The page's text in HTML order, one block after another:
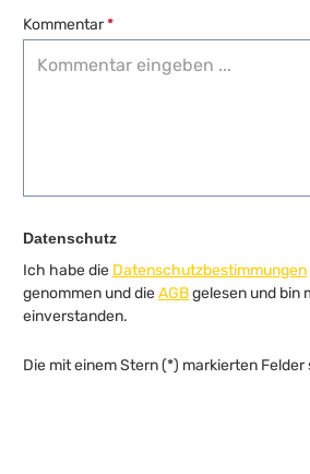
Kommentar*
Datenschutz
Ich habe die Datenschutzbestimmungen
genommen und dieAGBgelesen und bin
einverstanden.
Die mit einem Stern (*) markierten